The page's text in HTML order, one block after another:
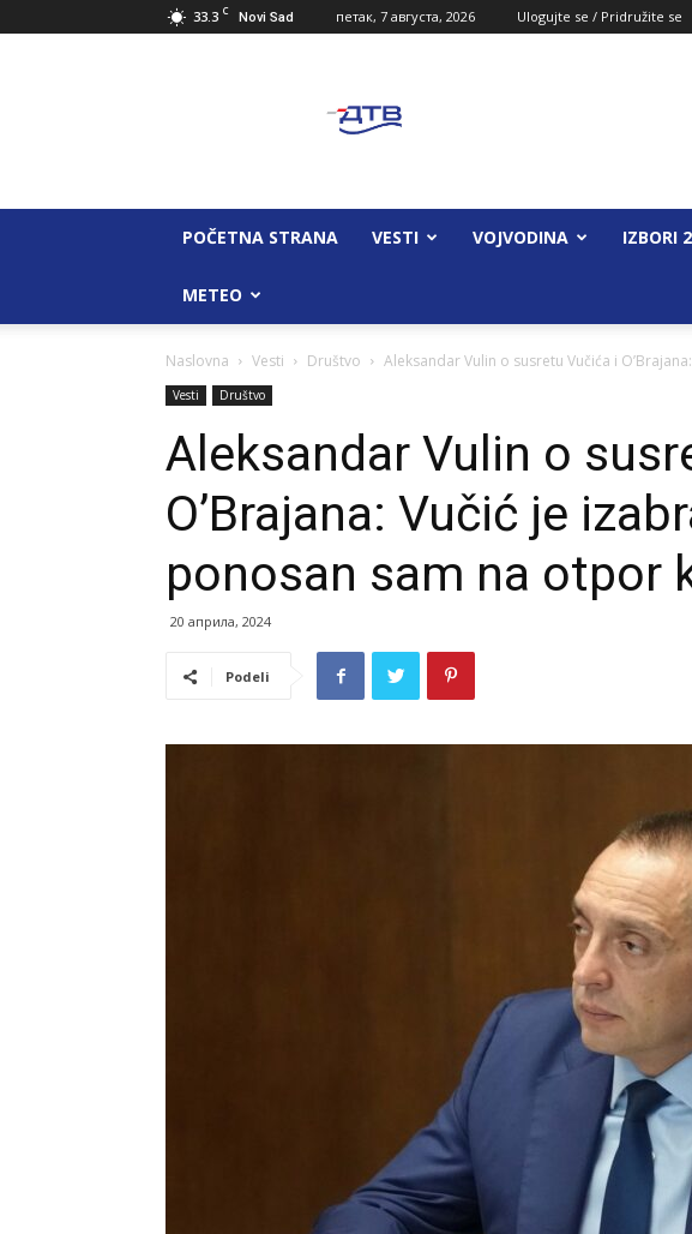
33.3 C Novi Sad петак, 7 августа, 2026 Ulogujte se / Pridružite se
Televizija
POČETNA STRANA VESTI VOJVODINA IZBORI
METEO
Naslovna Vesti Društvo Aleksandar Vulin o susretu Vučića i
Vesti Društvo
Aleksandar Vulin o
O’Brajana: Vučić je
ponosan sam na otpor
20 априла, 2024
Podeli